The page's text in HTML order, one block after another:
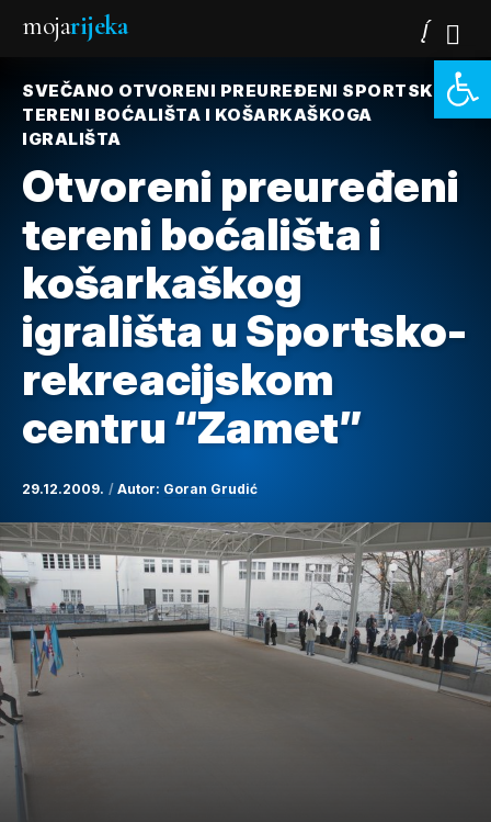
mojarijeka
SVEČANO OTVORENI PREUREĐENI SPORTSKI
TERENI BOĆALIŠTA I KOŠARKAŠKOGA
IGRALIŠTA
Otvoreni preuređeni
tereni boćališta i
košarkaškog
igrališta u Sportsko-
rekreacijskom
centru “Zamet”
29.12.2009. Autor: Goran Grudić